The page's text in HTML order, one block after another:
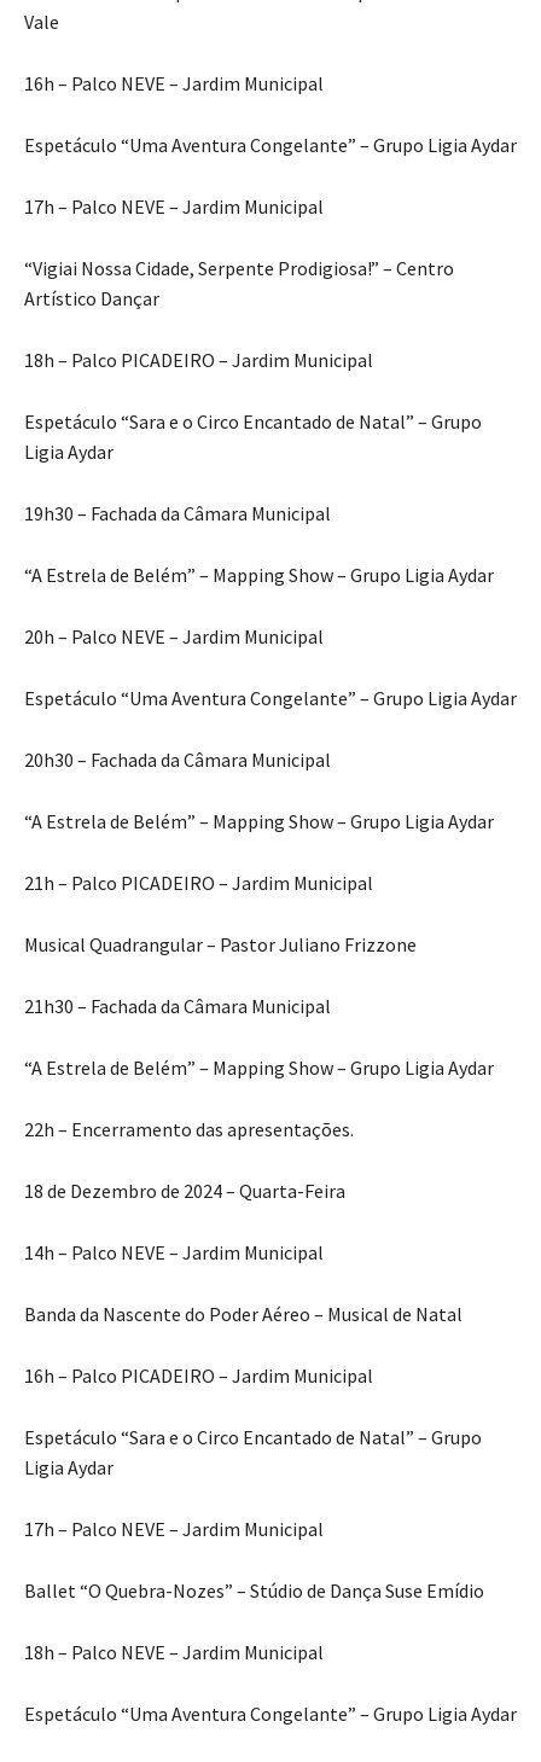
Vale
16h – Palco NEVE – Jardim Municipal
Espetáculo “Uma Aventura Congelante” – Grupo Ligia Aydar
17h – Palco NEVE – Jardim Municipal
“Vigiai Nossa Cidade, Serpente Prodigiosa!” – Centro
Artístico Dançar
18h – Palco PICADEIRO – Jardim Municipal
Espetáculo “Sara e o Circo Encantado de Natal” – Grupo
Ligia Aydar
19h30 – Fachada da Câmara Municipal
“A Estrela de Belém” – Mapping Show – Grupo Ligia Aydar
20h – Palco NEVE – Jardim Municipal
Espetáculo “Uma Aventura Congelante” – Grupo Ligia Aydar
20h30 – Fachada da Câmara Municipal
“A Estrela de Belém” – Mapping Show – Grupo Ligia Aydar
21h – Palco PICADEIRO – Jardim Municipal
Musical Quadrangular – Pastor Juliano Frizzone
21h30 – Fachada da Câmara Municipal
“A Estrela de Belém” – Mapping Show – Grupo Ligia Aydar
22h – Encerramento das apresentações.
18 de Dezembro de 2024 – Quarta-Feira
14h – Palco NEVE – Jardim Municipal
Banda da Nascente do Poder Aéreo – Musical de Natal
16h – Palco PICADEIRO – Jardim Municipal
Espetáculo “Sara e o Circo Encantado de Natal” – Grupo
Ligia Aydar
17h – Palco NEVE – Jardim Municipal
Ballet “O Quebra-Nozes” – Stúdio de Dança Suse Emídio
18h – Palco NEVE – Jardim Municipal
Espetáculo “Uma Aventura Congelante” – Grupo Ligia Aydar